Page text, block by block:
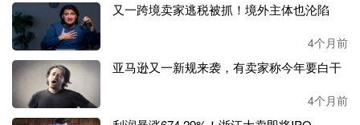
林晓东提到，相比其它平台，天猫的“逛店”体验好，年轻消
费者通过搜索进店之后，经常会多个品种的茶叶一起购买体
验，促进小众品类的种草和复购。
淘宝天猫茶品类负责人刘小意表示，特色的茶叶产地之所以
又一跨境卖家逃税被抓！境外主体也沦陷
4个月前
亚马逊又一新规来袭，有卖家称今年要白干
4个月前